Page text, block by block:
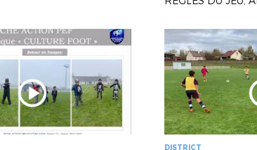
DISTRICT